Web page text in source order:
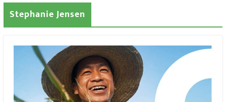
Stephanie Jensen